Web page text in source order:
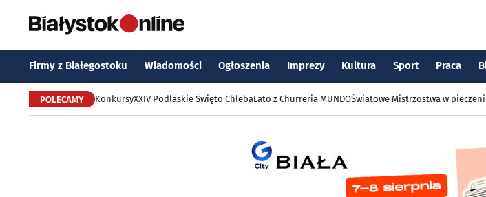
Firmy z Białegostoku Wiadomości Ogłoszenia Imprezy Kultura Sport Praca
POLECAMY KonkursyXXIV Podlaskie Święto ChlebaLato z Churreria MUNDOŚwiatowe Mistrzostwa w